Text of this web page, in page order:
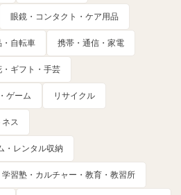
眼鏡・コンタクト・ケア用品
・自転車 携帯・通信・家電
・ギフト・手芸
ゲーム リサイクル
ス
・レンタル収納
学習塾・カルチャー・教育・教習所